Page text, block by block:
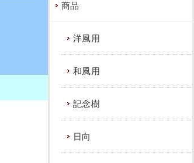
商品
洋風用
和風用
記念樹
日向